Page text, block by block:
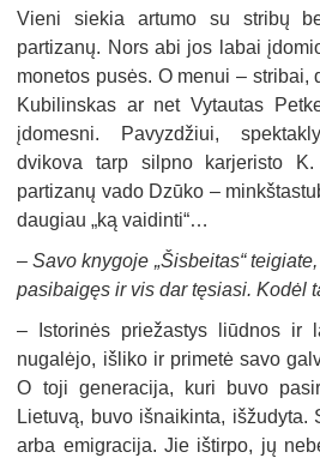
Vieni siekia artumo su stribų
partizanų. Nors abi jos labai
monetos pusės. O menui – stribai,
Kubilinskas ar net Vytautas
įdomesni. Pavyzdžiui,
dvikova tarp silpno karjeristo
partizanų vado Dzūko –
daugiau „ką vaidinti“…
–Savo knygoje „Šisbeitas“
pasibaigęs ir vis dar tęsiasi. Kodėl
–
Istorinės priežastys liūdnos ir
nugalėjo, išliko ir primetė savo
O toji generacija, kuri buvo
Lietuvą, buvo išnaikinta, išžudyta.
arba emigracija. Jie ištirpo, jų